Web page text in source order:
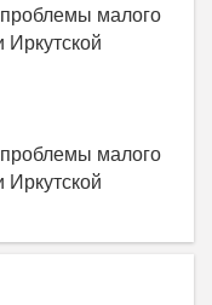
малого
Иркутской
малого
Иркутской